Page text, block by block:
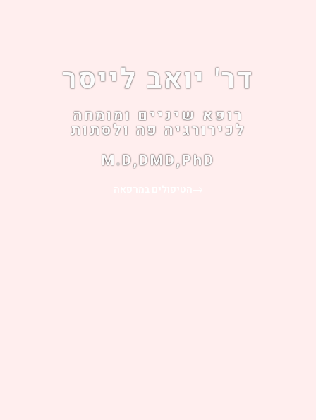
דר' יואב לייסר
רופא שיניים ומומחה
לכירורגיה פה ולסתות
M.D,DMD,phD